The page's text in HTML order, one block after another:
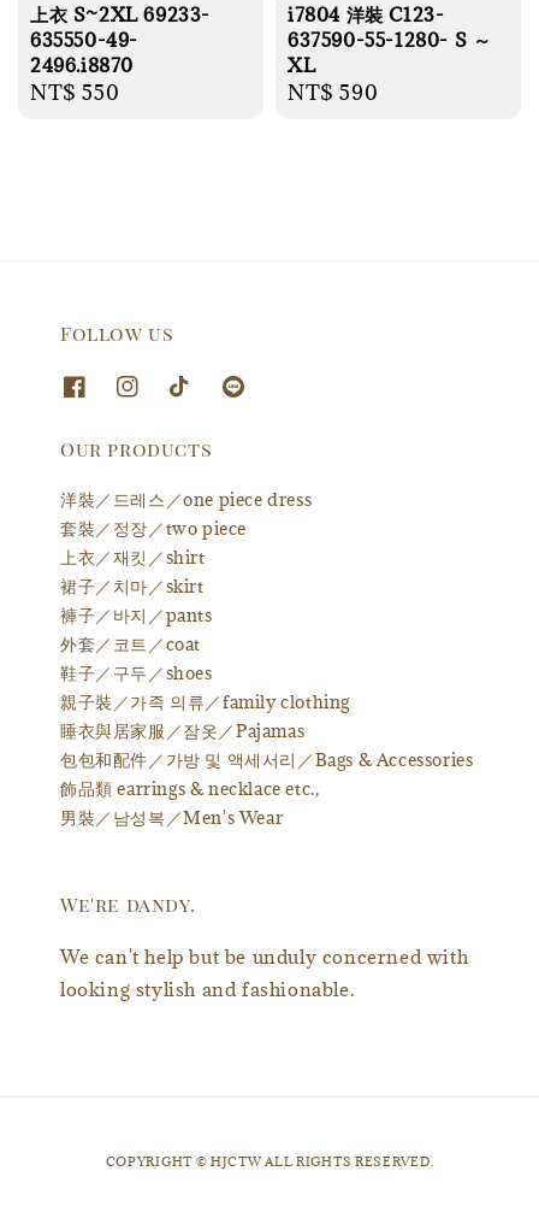
上衣 S~2XL 69233-
635550-49-
2496.i8870
Regular
NT$ 550
i7804 洋裝 C123-
637590-55-1280- S ～
XL
Regular
NT$ 590
Follow us
Our products
洋裝／드레스／one piece dress
套裝／정장／two piece
上衣／재킷／shirt
裙子／치마／skirt
褲子／바지／pants
外套／코트／coat
鞋子／구두／shoes
親子裝／가족 의류／family clothing
睡衣與居家服／잠옷／Pajamas
包包和配件／가방 및 액세서리／Bags & Accessories
飾品類 earrings & necklace etc.,
男裝／남성복／Men's Wear
We're dandy.
We can't help but be unduly concerned with
looking stylish and fashionable.
​COPYRIGHT © HJCTW ALL RIGHTS RESERVED.